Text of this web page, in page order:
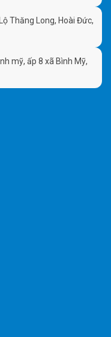
Thăng Long, Hoài Đức,
mỹ, ấp 8 xã Bình Mỹ,